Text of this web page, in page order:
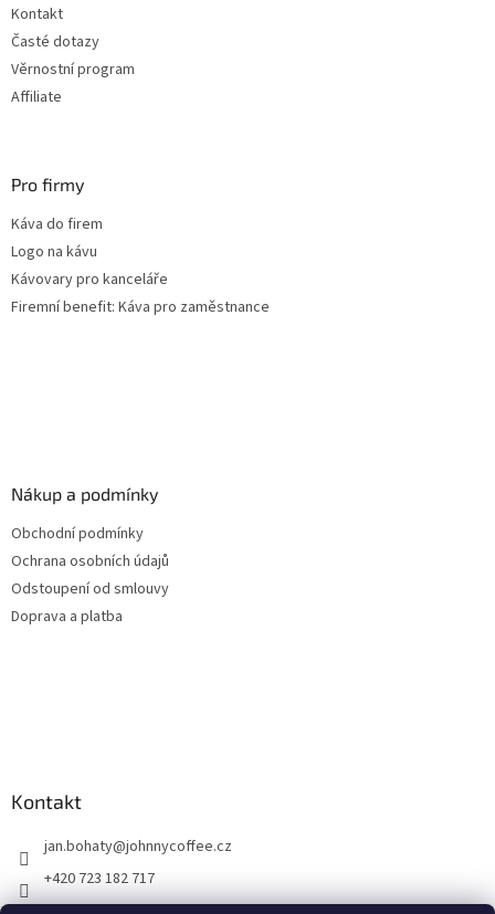
Kontakt
Časté dotazy
Věrnostní program
Affiliate
Pro firmy
Káva do firem
Logo na kávu
Kávovary pro kanceláře
Firemní benefit: Káva pro zaměstnance
Nákup a podmínky
Obchodní podmínky
Ochrana osobních údajů
Odstoupení od smlouvy
Doprava a platba
Kontakt
jan.bohaty@johnnycoffee.cz
+420 723 182 717